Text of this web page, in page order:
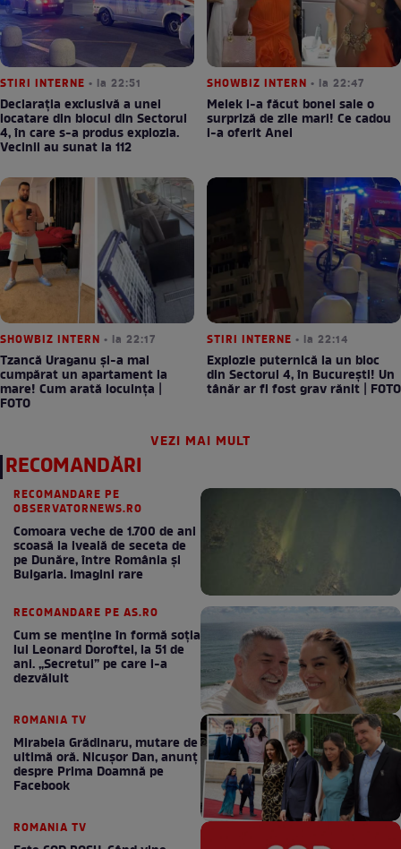
STIRI INTERNE • la 22:51
Declarația exclusivă a unei
locatare din blocul din Sectorul
4, în care s-a produs explozia.
Vecinii au sunat la 112
SHOWBIZ INTERN • la 22:47
Melek i-a făcut bonei sale o
surpriză de zile mari! Ce cadou
i-a oferit Anei
SHOWBIZ INTERN • la 22:17
Tzancă Uraganu și-a mai
cumpărat un apartament la
mare! Cum arată locuința |
FOTO
STIRI INTERNE • la 22:14
Explozie puternică la un bloc
din Sectorul 4, în București! Un
tânăr ar fi fost grav rănit | FOTO
VEZI MAI MULT
RECOMANDĂRI
RECOMANDARE PE
OBSERVATORNEWS.RO
Comoara veche de 1.700 de ani
scoasă la iveală de seceta de
pe Dunăre, între România şi
Bulgaria. Imagini rare
RECOMANDARE PE AS.RO
Cum se menţine în formă soţia
lui Leonard Doroftei, la 51 de
ani. „Secretul” pe care l-a
dezvăluit
ROMANIA TV
Mirabela Grădinaru, mutare de
ultimă oră. Nicuşor Dan, anunţ
despre Prima Doamnă pe
Facebook
ROMANIA TV